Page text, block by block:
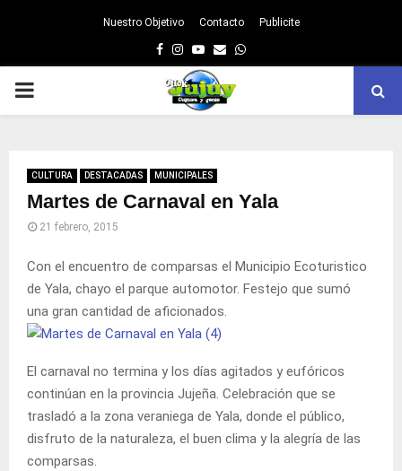
Nuestro Objetivo Contacto Publicite
Facebook
Instagram
Youtube
EmailWhatsapp
PRIMARY
CULTURA DESTACADAS MUNICIPALES
Martes de Carnaval en Yala
21 febrero, 2015
Con el encuentro de comparsas el Municipio Ecoturistico
de Yala, chayo el parque automotor. Festejo que sumó
una gran cantidad de aficionados.
El carnaval no termina y los días agitados y eufóricos
continúan en la provincia Jujeña. Celebración que se
trasladó a la zona veraniega de Yala, donde el público,
disfruto de la naturaleza, el buen clima y la alegría de las
comparsas.